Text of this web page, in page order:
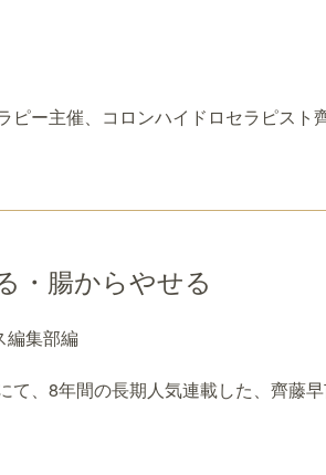
ピー主催、コロンハイドロセラピス
・腸からやせる
編集部編
て、8年間の長期人気連載した、齊藤